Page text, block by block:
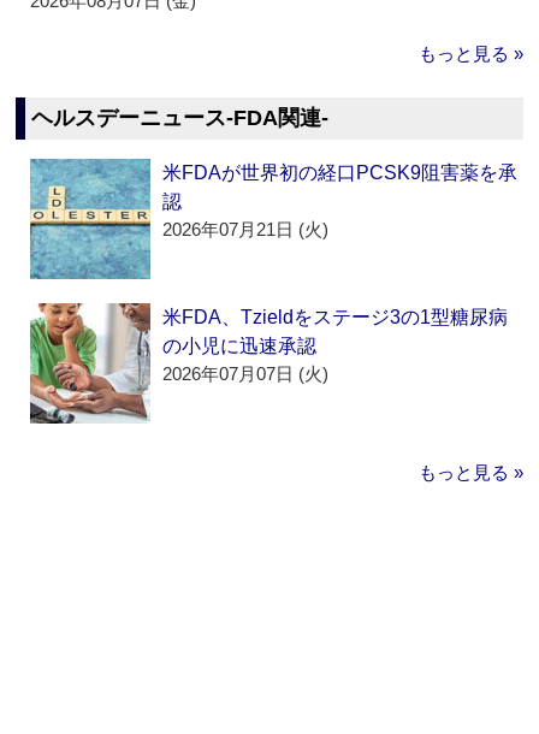
もっと見る »
ヘルスデーニュース‐FDA関連‐
米FDAが世界初の経口PCSK9阻害薬を承
認
2026年07月21日 (火)
米FDA、Tzieldをステージ3の1型糖尿病
の小児に迅速承認
2026年07月07日 (火)
もっと見る »